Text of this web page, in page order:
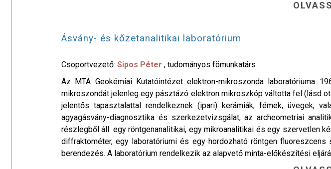
Ásvány- és kőzetanalitikai laboratórium
Csoportvezető: Sipos Péter , tudományos fömunkatárs
Az MTA Geokémiai Kutatóintézet elektron-mikroszonda laboratóriuma
mikroszondát jelenleg egy pásztázó elektron mikroszkóp váltotta fel (lásd
jelentős tapasztalattal rendelkeznek (ipari) kerámiák, fémek, üvegek,
agyagásvány-diagnosztika és szerkezetvizsgálat, az archeometriai
részlegből áll: egy röntgenanalitikai, egy mikroanalitikai és egy szervetlen
diffraktométer, egy laboratóriumi és egy hordozható röntgen
berendezés. A laboratórium rendelkezik az alapvető minta-előkészítési